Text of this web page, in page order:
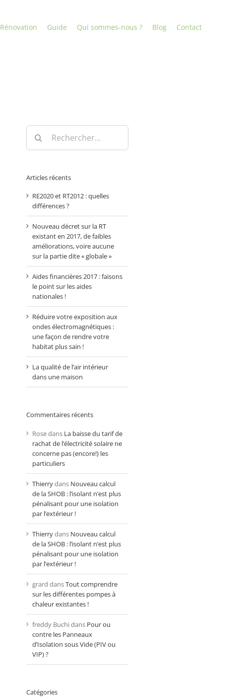
Rénovation Guide Qui sommes-nous ? Blog Contact
Rechercher:
Articles récents
RE2020 et RT2012 : quelles
différences ?
Nouveau décret sur la RT
existant en 2017, de faibles
améliorations, voire aucune
sur la partie dite « globale »
Aides financières 2017 : faisons
le point sur les aides
nationales !
Réduire votre exposition aux
ondes électromagnétiques :
une façon de rendre votre
habitat plus sain !
La qualité de l’air intérieur
dans une maison
Commentaires récents
Rosedans La baisse du tarif de
rachat de l’électricité solaire ne
concerne pas (encore!) les
particuliers
Thierrydans Nouveau calcul
de la SHOB : l’isolant n’est plus
pénalisant pour une isolation
par l’extérieur !
Thierrydans Nouveau calcul
de la SHOB : l’isolant n’est plus
pénalisant pour une isolation
par l’extérieur !
grard dansTout comprendre
sur les différentes pompes à
chaleur existantes !
freddy Buchidans Pour ou
contre les Panneaux
d’Isolation sous Vide (PIV ou
VIP) ?
Catégories